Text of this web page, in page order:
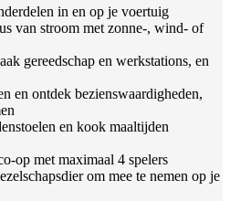
in en op je voertuig
van stroom met zonne-, wind- of
gereedschap en werkstations, en
en ontdek bezienswaardigheden,
en kook maaltijden
op met maximaal 4 spelers
om mee te nemen op je